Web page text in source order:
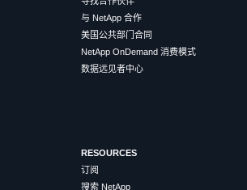
与 NetApp 合作
美国公共部门合同
NetApp OnDemand 消费模式
数据远见者中心
RESOURCES
订阅
搜索 NetApp